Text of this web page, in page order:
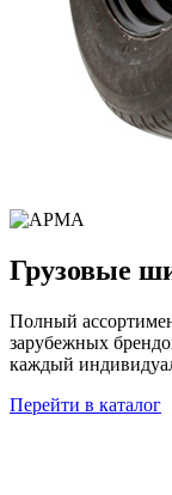
Грузовые
Полный
зарубежных
каждый
Перейти в каталог